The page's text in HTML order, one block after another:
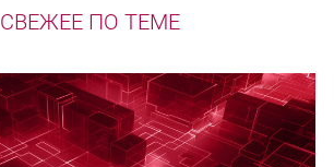
СВЕЖЕЕ ПО ТЕМЕ